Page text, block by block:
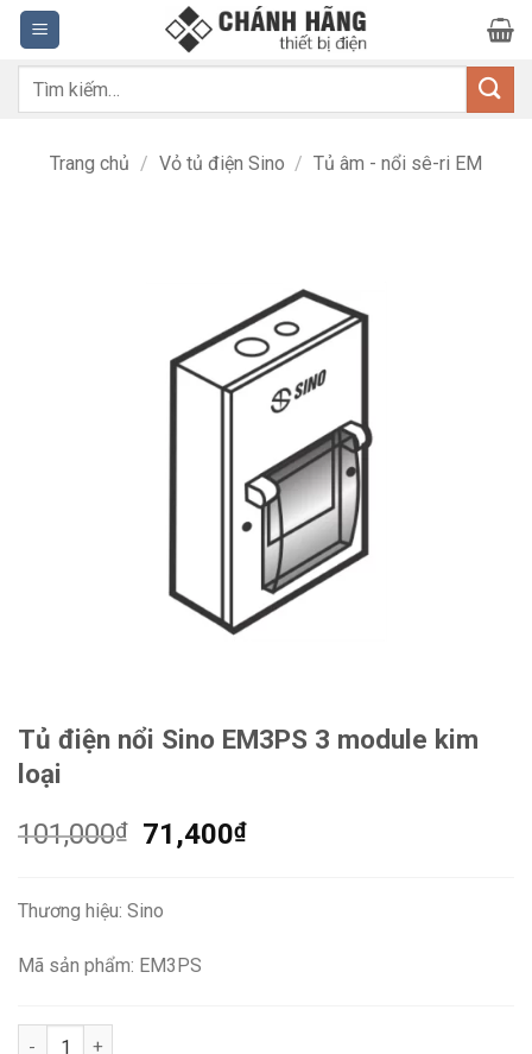
Bỏ
qua
nội
dung
Tìm
Trang chủ / Vỏ tủ điện Sino / Tủ âm - nổi sê-ri EM
Tủ điện nổi Sino EM3PS 3 module kim
loại
101,000₫
Giá
101,000₫.
71,400₫Giá
Thương hiệu: Sino
Mã sản phẩm: EM3PS
Tủ điện nổi Sino EM3PS 3 module kim loại số lượng